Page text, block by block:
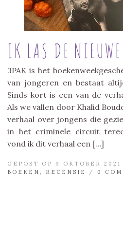
IK LAS DE
3PAK is het
van jongeren en bestaat
Sinds kort is een van de
Als we vallen door Khalid
verhaal over jongens die
in het criminele circuit
vond ik dit verhaal een […]
GEPOST OP 9 OKTOBER 2021
BOEKEN
RECENSIE / 0